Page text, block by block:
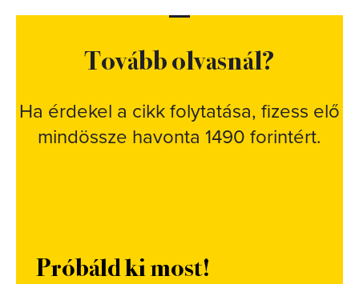
Tovább olvasnál?
Ha érdekel a cikk folytatása, fizess elő
mindössze havonta 1490 forintért.
Próbáld ki most!